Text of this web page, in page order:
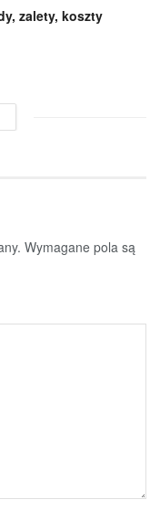
zalety, koszty
Wymagane pola są